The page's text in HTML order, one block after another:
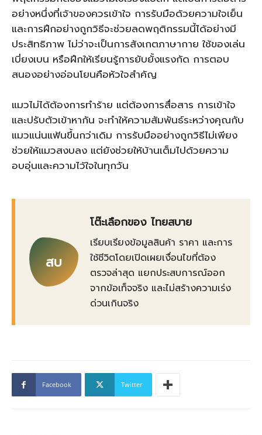
อย่างหนึ่งที่เจ้าของควรเข้าใจ การรับมือด้วยความใจเย็น
และการฝึกอย่างถูกวิธีจะช่วยลดพฤติกรรมนี้ได้อย่างมี
ประสิทธิภาพ ไม่ว่าจะเป็นการสังเกตภาษากาย ใช้ของเล่น
เบี่ยงเบน หรือฝึกให้เรียนรู้การยับยั้งแรงกัด การตอบ
สนองอย่างอ่อนโยนคือหัวใจสำคัญ
แมวไม่ได้ต้องการทำร้าย แต่ต้องการสื่อสาร การเข้าใจ
และปรับตัวเข้าหากัน จะทำให้ความสัมพันธ์ระหว่างคุณกับ
แมวแน่นแฟ้นขึ้นกว่าเดิม การรับมืออย่างถูกวิธีไม่เพียง
ช่วยให้แมวสงบลง แต่ยังช่วยให้บ้านเต็มไปด้วยความ
อบอุ่นและความไว้ใจในทุกวัน
สบ
โต๊ะเลือกของ ไทยสบาย
เรียบเรียงข้อมูลสินค้า ราคา และการ
ใช้ชีวิตโดยเปิดเผยเงื่อนไขที่ต้อง
ตรวจล่าสุด แยกประสบการณ์ออก
จากข้อเท็จจริง และไม่สร้างความเร่ง
ด่วนเกินจริง
Facebook Twitter